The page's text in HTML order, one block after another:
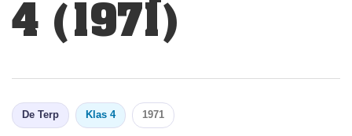
4 (1971)
De Terp Klas 4 1971